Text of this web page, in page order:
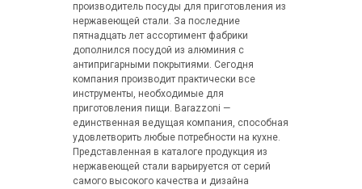
производитель посуды для приготовления из
нержавеющей стали. За последние
пятнадцать лет ассортимент фабрики
дополнился посудой из алюминия с
антипригарными покрытиями. Сегодня
компания производит практически все
инструменты, необходимые для
приготовления пищи. Barazzoni —
единственная ведущая компания, способная
удовлетворить любые потребности на кухне.
Представленная в каталоге продукция из
нержавеющей стали варьируется от серий
самого высокого качества и дизайна